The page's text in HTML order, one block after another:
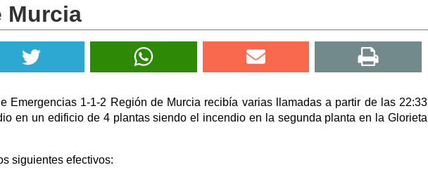
Murcia
Emergencias 1-1-2 Región de Murcia recibía varias llamadas a partir de las 22:33
en un edificio de 4 plantas siendo el incendio en la segunda planta en la Glorieta
siguientes efectivos: